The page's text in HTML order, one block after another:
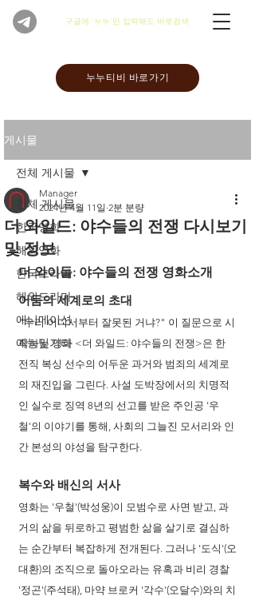
​구글에 '누누'만 입력해도 바로검색
누누티비 바로가기
게시물
전체 게시물
한국영화
해외영화
한국드라마
해외드라마
애니메이션
예능및기타
전체 게시물
더 와일드: 야수들의 전쟁 다시보기
및 정보
Manager
2024년 4월 11일 2분 분량
더 와이들: 야수들의 전쟁 영화소개
어둠의 세계로의 초대
"우리 어디서부터 잘못된 거냐?" 이 질문으로 시
작하는 영화 <더 와일드: 야수들의 전쟁>은 한
전직 복싱 선수의 어두운 과거와 범죄의 세계로
의 재진입을 그린다. 사설 도박장에서의 치명적
인 실수로 징역 8년의 선고를 받은 주인공 '우
철'의 이야기를 통해, 사회의 그늘진 모서리와 인
간 본성의 야성을 탐구한다.
복수와 배신의 서사
영화는 '우철'(박성웅)이 모범수로 사면 받고, 과
거의 삶을 뒤로하고 평범한 삶을 살기로 결심하
는 순간부터 복잡하게 전개된다. 그러나 '도식'(오
대환)의 조직으로 돌아오라는 유혹과 비리 경찰
'정곤'(주석태), 마약 브로커 '각수'(오달수)와의 치